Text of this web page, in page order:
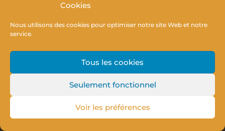
Cookies
Nous utilisons des cookies pour optimiser notre site Web et notre
service.
Tous les cookies
Seulement fonctionnel
Voir les préférences